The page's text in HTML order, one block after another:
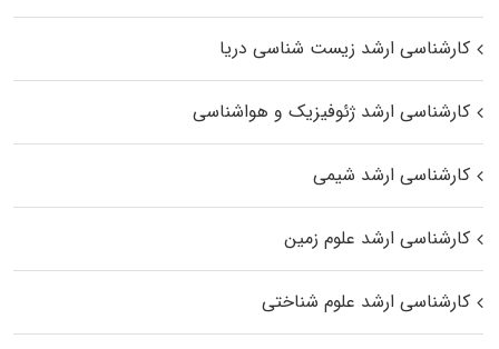
کارشناسی ارشد زیست‌ شناسی دریا
کارشناسی ارشد ژئوفیزیک و هواشناسی
کارشناسی ارشد شیمی
کارشناسی ارشد علوم زمین
کارشناسی ارشد علوم شناختی